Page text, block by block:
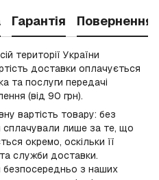
Гарантія Повернення
території України
доставки оплачується
та послуги передачі
(від 90 грн).
вартість товару: без
сплачували лише за те, що
окремо, оскільки її
служби доставки.
з наших